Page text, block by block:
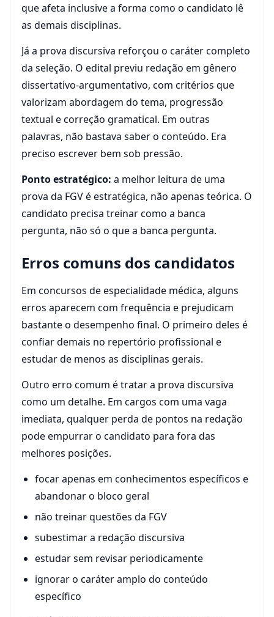
que afeta inclusive a forma como o candidato lê
as demais disciplinas.
Já a prova discursiva reforçou o caráter completo
da seleção. O edital previu redação em gênero
dissertativo-argumentativo, com critérios que
valorizam abordagem do tema, progressão
textual e correção gramatical. Em outras
palavras, não bastava saber o conteúdo. Era
preciso escrever bem sob pressão.
Ponto estratégico: a melhor leitura de uma
prova da FGV é estratégica, não apenas teórica. O
candidato precisa treinar como a banca
pergunta, não só o que a banca pergunta.
Erros comuns dos candidatos
Em concursos de especialidade médica, alguns
erros aparecem com frequência e prejudicam
bastante o desempenho final. O primeiro deles é
confiar demais no repertório profissional e
estudar de menos as disciplinas gerais.
Outro erro comum é tratar a prova discursiva
como um detalhe. Em cargos com uma vaga
imediata, qualquer perda de pontos na redação
pode empurrar o candidato para fora das
melhores posições.
focar apenas em conhecimentos específicos e
abandonar o bloco geral
não treinar questões da FGV
subestimar a redação discursiva
estudar sem revisar periodicamente
ignorar o caráter amplo do conteúdo
específico